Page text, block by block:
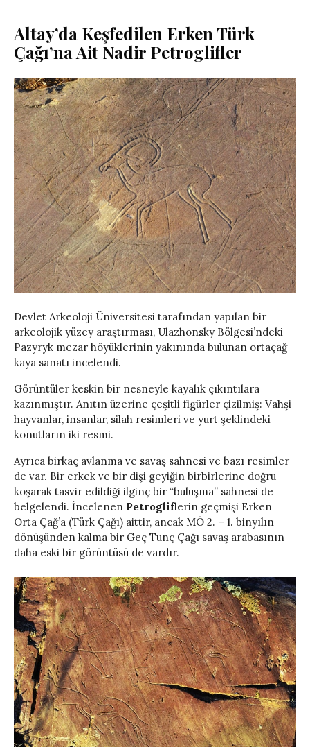
Altay’da Keşfedilen Erken Türk
Çağı’na Ait Nadir Petroglifler
Devlet Arkeoloji Üniversitesi tarafından yapılan bir
arkeolojik yüzey araştırması, Ulazhonsky Bölgesi’ndeki
Pazyryk mezar höyüklerinin yakınında bulunan ortaçağ
kaya sanatı incelendi.
Görüntüler keskin bir nesneyle kayalık çıkıntılara
kazınmıştır. Anıtın üzerine çeşitli figürler çizilmiş: Vahşi
hayvanlar, insanlar, silah resimleri ve yurt şeklindeki
konutların iki resmi.
Ayrıca birkaç avlanma ve savaş sahnesi ve bazı resimler
de var. Bir erkek ve bir dişi geyiğin birbirlerine doğru
koşarak tasvir edildiği ilginç bir “buluşma” sahnesi de
belgelendi. İncelenen Petrogliflerin geçmişi Erken
Orta Çağ’a (Türk Çağı) aittir, ancak MÖ 2. – 1. binyılın
dönüşünden kalma bir Geç Tunç Çağı savaş arabasının
daha eski bir görüntüsü de vardır.